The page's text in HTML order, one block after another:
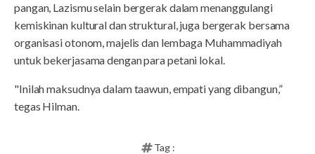
pangan, Lazismu selain bergerak dalam menanggulangi
kemiskinan kultural dan struktural, juga bergerak bersama
organisasi otonom, majelis dan lembaga Muhammadiyah
untuk bekerjasama dengan para petani lokal.
"Inilah maksudnya dalam taawun, empati yang dibangun,”
tegas Hilman.
Tag :